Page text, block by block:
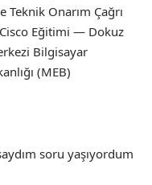
Onarım Çağrı
Eğitimi — Dokuz
Bilgisayar
(MEB)
soru yaşıyordum